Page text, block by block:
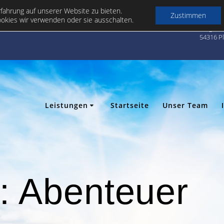
ab
54316
Leistungen Startseite Unser Team
Abenteuer
auf unserer Website zu bieten.
wir verwenden oder sie ausschalten. Zustimmen